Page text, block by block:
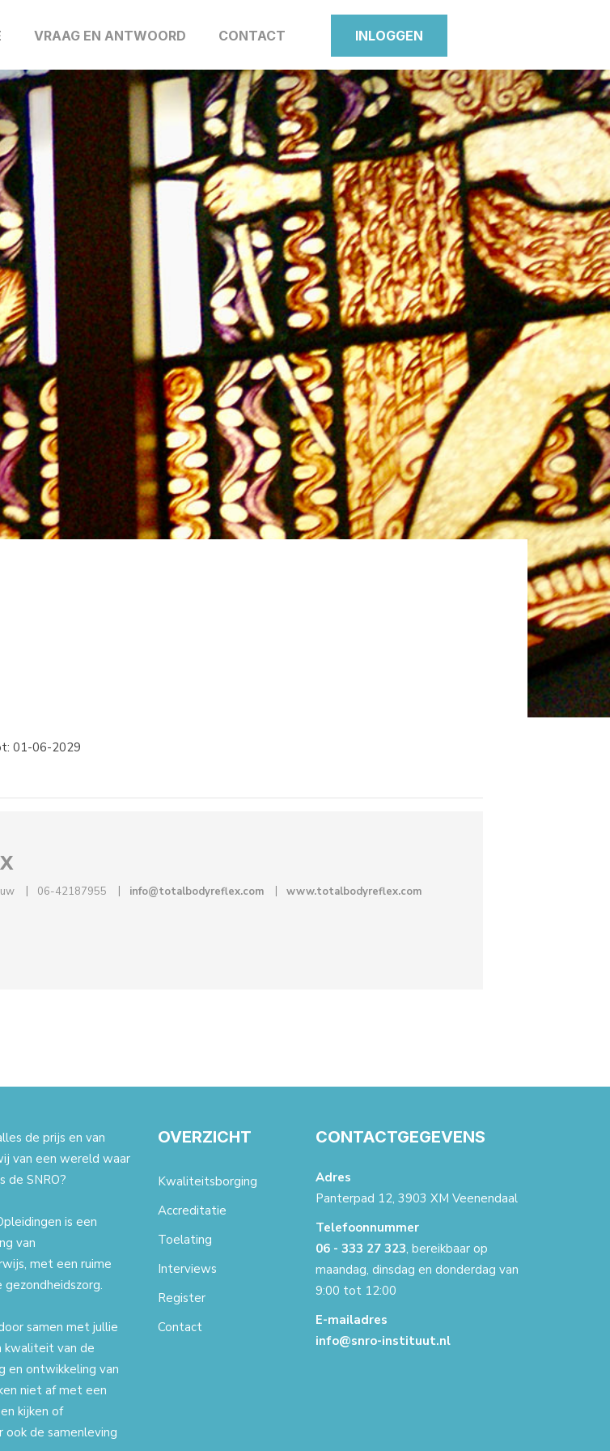
VRAAG EN ANTWOORD CONTACT INLOGGEN
01-06-2029
06-42187955 info@totalbodyreflex.com www.totalbodyreflex.com
de prijs en van
van een wereld waar
SNRO?
is een
van
met een ruime
samen met jullie
kwaliteit van de
en ontwikkeling van
niet af met een
kijken of
de samenleving
OVERZICHT
Kwaliteitsborging
Accreditatie
Toelating
Interviews
Register
Contact
CONTACTGEGEVENS
Adres
Panterpad 12, 3903 XM Veenendaal
Telefoonnummer
06 - 333 27 323, bereikbaar op
maandag, dinsdag en donderdag van
9:00 tot 12:00
E-mailadres
info@snro-instituut.nl